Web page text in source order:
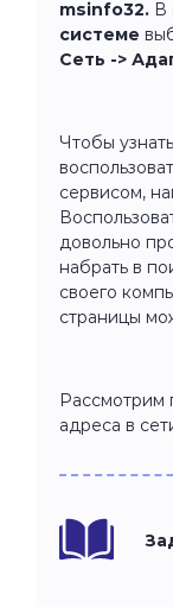
msinfo32. В
системе
Сеть ->
Чтобы
сервисом,
довольно
набрать в
своего
страницы
Рассмотрим
адреса в